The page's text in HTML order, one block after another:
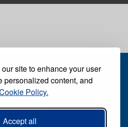
site to enhance your user
personalized content, and
Policy.
Accept all
digital semanal gratuito